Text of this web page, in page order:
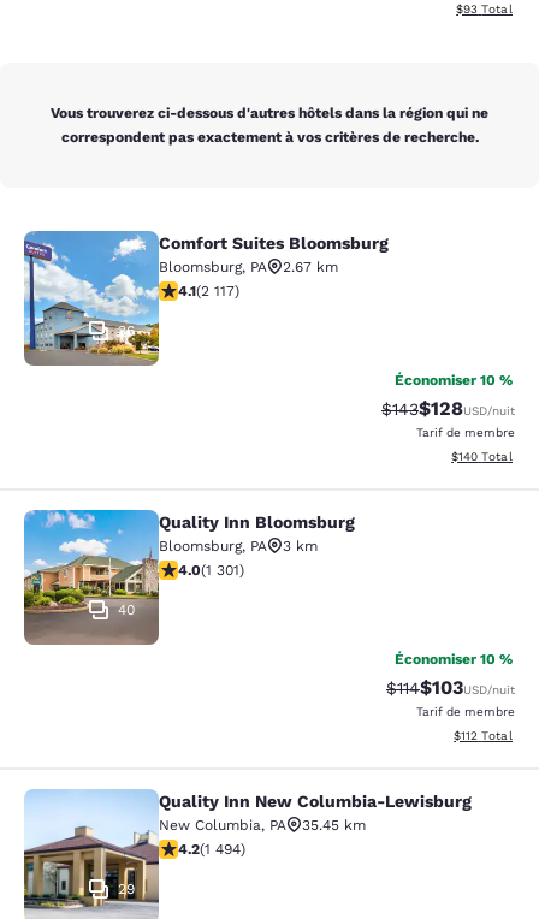
Afficher les
$93 Total
Vous trouverez ci-dessous d'autres hôtels dans la région qui ne
correspondent pas exactement à vos critères de recherche.
Comfort Suites Bloomsburg
36
Comfort Suites Bloomsburg
Bloomsburg, PA
2.67 km
4.07 étoiles. Très bon. 2117 commentaires
4.1(2 117)
Économiser 10 %
Tarif barré :
$143Tarif réduit :
$128USD/nuit
Tarif de membre
Afficher les
$140 Total
Quality Inn Bloomsburg
40
Quality Inn Bloomsburg
Bloomsburg, PA
3 km
4.01 étoiles. Très bon. 1301 commentaires
4.0(1 301)
Économiser 10 %
Tarif barré :
$114Tarif réduit :
$103USD/nuit
Tarif de membre
Afficher les
$112 Total
Quality Inn New Columbia-
29
Quality Inn New Columbia-Lewisburg
New Columbia, PA
35.45 km
4.15 étoiles. Très bon. 1494 commentaires
4.2(1 494)